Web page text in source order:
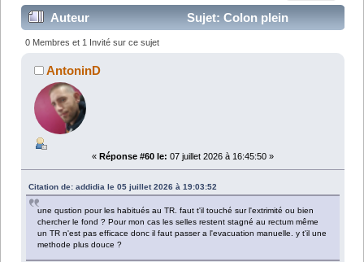
Auteur
Sujet: Colon plein
problème de transit solution? (Lu 187376 fois)
0 Membres et 1 Invité sur ce sujet
AntoninD
« Réponse #60 le: 07 juillet 2026 à 16:45:50 »
Citation de: addidia le 05 juillet 2026 à 19:03:52
une qustion pour les habitués au TR. faut t'il touché sur l'extrimité ou bien
chercher le fond ? Pour mon cas les selles restent stagné au rectum même
un TR n'est pas efficace donc il faut passer a l'evacuation manuelle. y t'il une
methode plus douce ?